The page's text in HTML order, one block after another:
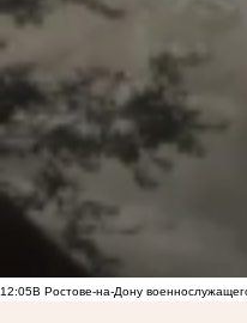
12:05В Ростове-на-Дону